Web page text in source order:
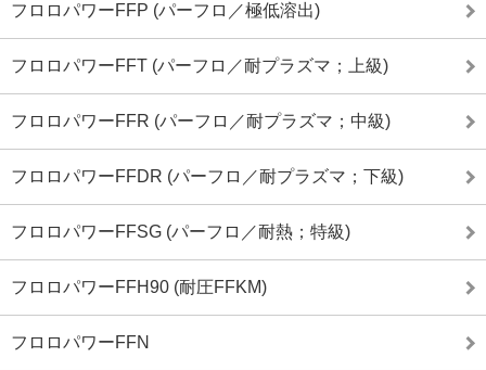
フロロパワーFFP (パーフロ／極低溶出)
フロロパワーFFT (パーフロ／耐プラズマ；上級)
フロロパワーFFR (パーフロ／耐プラズマ；中級)
フロロパワーFFDR (パーフロ／耐プラズマ；下級)
フロロパワーFFSG (パーフロ／耐熱；特級)
フロロパワーFFH90 (耐圧FFKM)
フロロパワーFFN